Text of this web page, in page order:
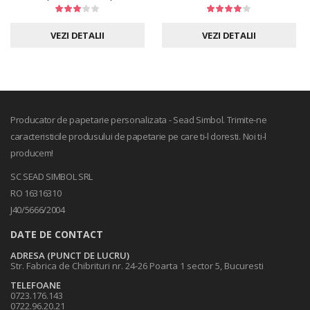
VEZI DETALII VEZI DETALII
Producator de papetarie personalizata - Sead Simbol. Trimite-ne
caracteristicile produsului de papetarie pe care ti-l doresti. Noi ti-l
producem!
SC SEAD SIMBOL SRL
RO 16316310
J40/5666/2004
DATE DE CONTACT
ADRESA (PUNCT DE LUCRU)
Str. Fabrica de Chibrituri nr. 24-26 Poarta 1 sector 5, Bucuresti
TELEFOANE
0723.176.143
0722.96.20.21